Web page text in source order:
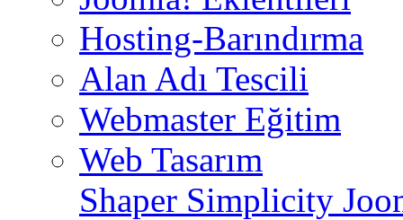
Hosting-Barındırma
Alan Adı Tescili
Webmaster Eğitim
Web Tasarım
Shaper Simplicity